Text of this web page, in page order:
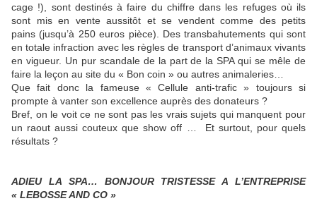
cage !), sont destinés à faire du chiffre dans les refuges où ils
sont mis en vente aussitôt et se vendent comme des petits
pains (jusqu’à 250 euros pièce). Des transbahutements qui sont
en totale infraction avec les règles de transport d’animaux vivants
en vigueur. Un pur scandale de la part de la SPA qui se mêle de
faire la leçon au site du « Bon coin » ou autres animaleries…
Que fait donc la fameuse « Cellule anti-trafic » toujours si
prompte à vanter son excellence auprès des donateurs ?
Bref, on le voit ce ne sont pas les vrais sujets qui manquent pour
un raout aussi couteux que show off …
Et surtout, pour quels
résultats ?
ADIEU LA SPA… BONJOUR TRISTESSE A L’ENTREPRISE
« LEBOSSE AND CO »